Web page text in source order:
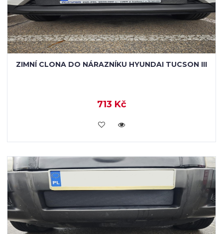
ZIMNÍ CLONA DO NÁRAZNÍKU HYUNDAI TUCSON III
713 Kč
KOUPIT